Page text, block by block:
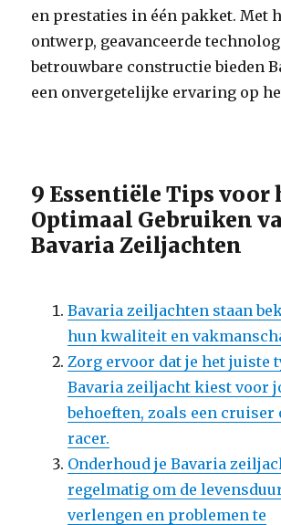
en prestaties in één pakket. Met
ontwerp, geavanceerde
betrouwbare constructie bieden
een onvergetelijke ervaring op
9 Essentiële Tips voor
Optimaal Gebruiken
Bavaria Zeiljachten
Bavaria zeiljachten staan
hun kwaliteit en
Zorg ervoor dat je het juiste
Bavaria zeiljacht kiest voor
behoeften, zoals een cruiser
racer.
Onderhoud je Bavaria
regelmatig om de
verlengen en problemen te